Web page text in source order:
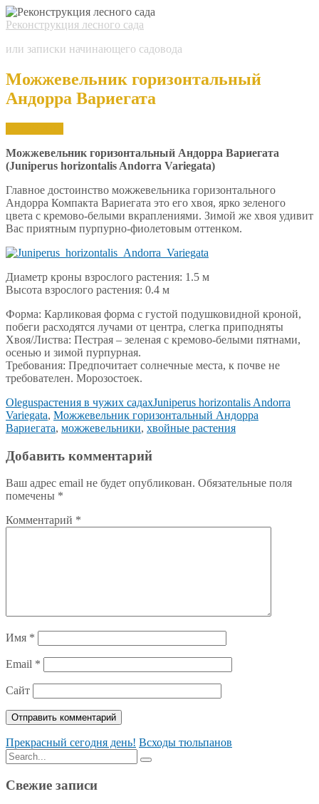
Реконструкция лесного сада
или записки начинающего садовода
Можжевельник горизонтальный
Aндорра Вариегата
Можжевельник горизонтальный Aндорра Вариегата
(Juniperus horizontalis Andorra Variegata)
Главное достоинство можжевельника горизонтального
Aндорра Компакта Вариегата это его хвоя, ярко зеленого
цвета с кремово-белыми вкраплениями. Зимой же хвоя удивит
Вас приятным пурпурно-фиолетовым оттенком.
Диаметр кроны взрослого растения: 1.5 м
Высота взрослого растения: 0.4 м
Форма: Карликовая форма с густой подушковидной кроной,
побеги расходятся лучами от центра, слегка приподняты
Хвоя/Листва: Пестрая – зеленая с кремово-белыми пятнами,
осенью и зимой пурпурная.
Требования: Предпочитает солнечные места, к почве не
требователен. Морозостоек.
Olegusрастения в чужих садахJuniperus horizontalis Andorra
Variegata, Можжевельник горизонтальный Aндорра
Вариегата, можжевельники, хвойные растения
Добавить комментарий
Ваш адрес email не будет опубликован. Обязательные поля
помечены *
Комментарий *
Имя *
Email *
Сайт
Прекрасный сегодня день! Всходы тюльпанов
Search
for:
Search
Свежие записи